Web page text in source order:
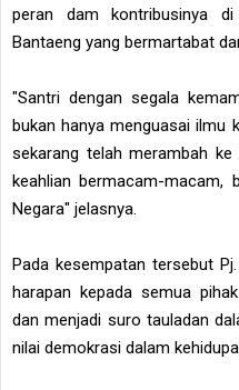
peran dam kontribusinya
Bantaeng yang bermartabat
"Santri dengan segala
bukan hanya menguasai ilmu
sekarang telah merambah
keahlian bermacam-macam,
Negara" jelasnya.
Pada kesempatan tersebut
harapan kepada semua
dan menjadi suro tauladan
nilai demokrasi dalam